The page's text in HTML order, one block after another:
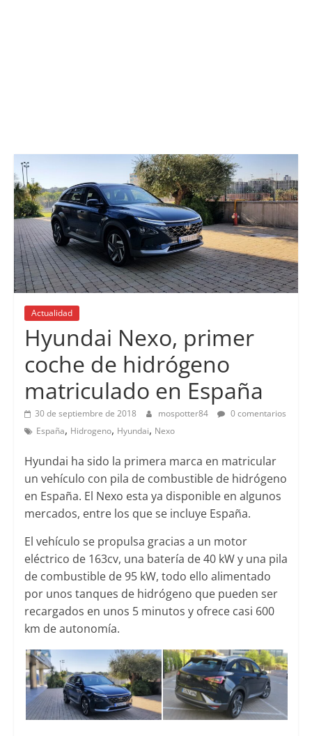
Actualidad
Hyundai Nexo, primer
coche de hidrógeno
matriculado en España
30 de septiembre de 2018 mospotter84
0 comentarios
España, Hidrogeno, Hyundai, Nexo
Hyundai ha sido la primera marca en matricular
un vehículo con pila de combustible de hidrógeno
en España. El Nexo esta ya disponible en algunos
mercados, entre los que se incluye España.
El vehículo se propulsa gracias a un motor
eléctrico de 163cv, una batería de 40 kW y una pila
de combustible de 95 kW, todo ello alimentado
por unos tanques de hidrógeno que pueden ser
recargados en unos 5 minutos y ofrece casi 600
km de autonomía.